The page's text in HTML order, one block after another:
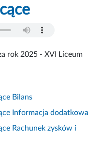
rok 2025 - XVI Liceum
Bilans
Informacja dodatkowa
Rachunek zysków i